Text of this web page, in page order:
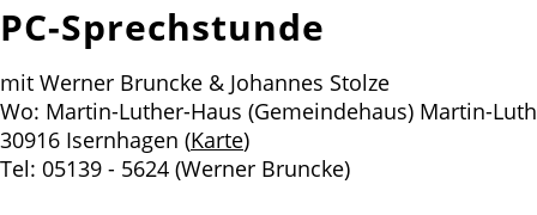
PC-Sprechstunde
mit Werner Bruncke & Johannes Stolze
Wo: Martin-Luther-Haus (Gemeindehaus) Martin-
30916 Isernhagen (Karte)
Tel: 05139 - 5624 (Werner Bruncke)